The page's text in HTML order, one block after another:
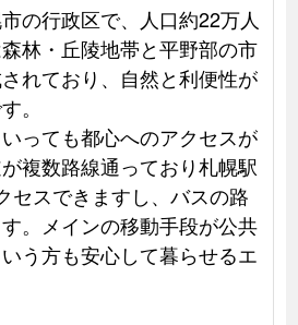
の行政区で、人口約22万人
林・丘陵地帯と平野部の市
れており、自然と利便性が
。
っても都心へのアクセスが
複数路線通っており札幌駅
セスできますし、バスの路
。メインの移動手段が公共
う方も安心して暮らせるエ